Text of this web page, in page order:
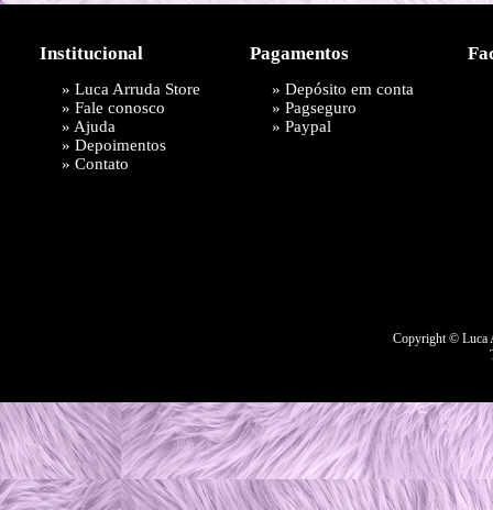
Institucional
» Luca Arruda Store
» Fale conosco
» Ajuda
» Depoimentos
» Contato
Pagamentos
» Depósito em conta
» Pagseguro
» Paypal
Copyright © Luca